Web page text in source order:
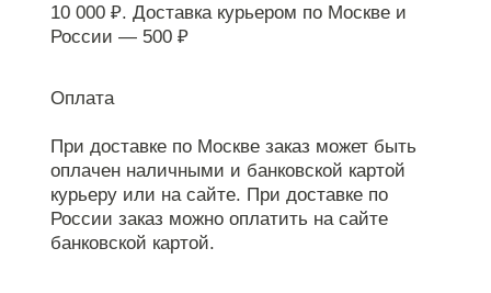
10 000 ₽. Доставка курьером по Москве и
России — 500 ₽
Оплата
При доставке по Москве заказ может быть
оплачен наличными и банковской картой
курьеру или на сайте. При доставке по
России заказ можно оплатить на сайте
банковской картой.